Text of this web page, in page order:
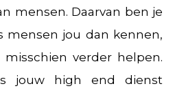
mensen. Daarvan ben je
mensen jou dan kennen,
verder helpen.
jouw high end dienst